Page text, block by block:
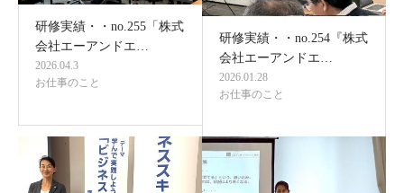
研修実績・・no.255「株式
会社エーアンドエ…
2026.04.3
お仕事のこと
研修実績・・no.254『株式
会社エーアンドエ…
2026.01.28
お仕事のこと